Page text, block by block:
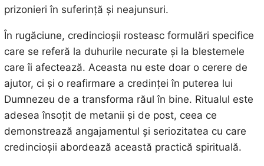
prizonieri în suferință și neajunsuri.
În rugăciune, credincioșii rosteasc formulări specifice
care se referă la duhurile necurate și la blestemele
care îi afectează. Aceasta nu este doar o cerere de
ajutor, ci și o reafirmare a credinței în puterea lui
Dumnezeu de a transforma răul în bine. Ritualul este
adesea însoțit de metanii și de post, ceea ce
demonstrează angajamentul și seriozitatea cu care
credincioșii abordează această practică spirituală.